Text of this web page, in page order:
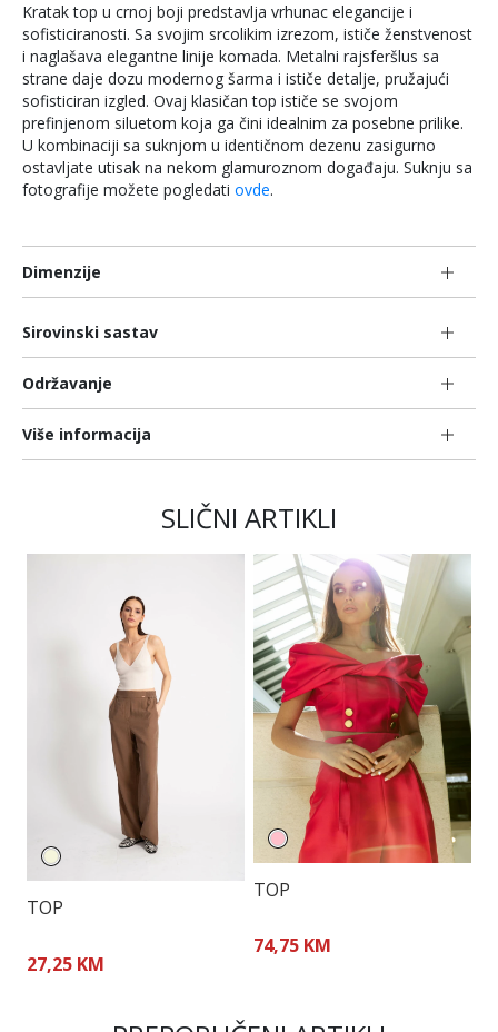
Kratak top u crnoj boji predstavlja vrhunac elegancije i
sofisticiranosti. Sa svojim srcolikim izrezom, ističe ženstvenost
i naglašava elegantne linije komada. Metalni rajsferšlus sa
strane daje dozu modernog šarma i ističe detalje, pružajući
sofisticiran izgled. Ovaj klasičan top ističe se svojom
prefinjenom siluetom koja ga čini idealnim za posebne prilike.
U kombinaciji sa suknjom u identičnom dezenu zasigurno
ostavljate utisak na nekom glamuroznom događaju. Suknju sa
fotografije možete pogledati ovde.
Dimenzije
Sirovinski sastav
Održavanje
Više informacija
SLIČNI ARTIKLI
TOP
27,25 KM
TOP
74,75 KM